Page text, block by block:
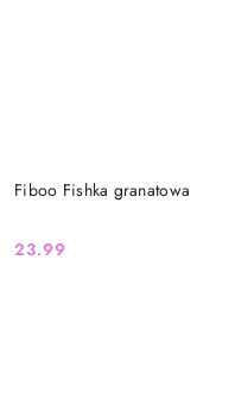
Fiboo Fishka granatowa
Cena:
23.99